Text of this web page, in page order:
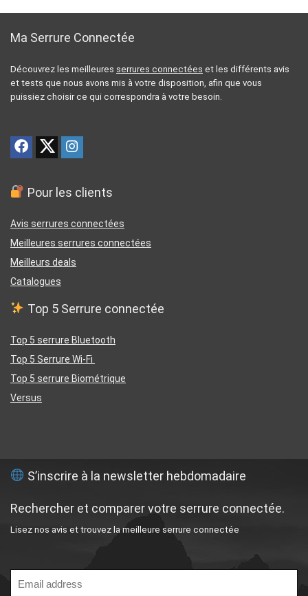
Ma Serrure Connectée
Découvrez les meilleures serrures connectées et les différents avis
et tests que nous avons mis à votre disposition, afin que vous
puissiez choisir ce qui correspondra à votre besoin.
Pour les clients
Avis serrures connectées
Meilleures serrures connectées
Meilleurs deals
Catalogues
Top 5 Serrure connectée
Top 5 serrure Bluetooth
Top 5 Serrure Wi-Fi
Top 5 serrure Biométrique
Versus
S’inscrire à la newsletter hebdomadaire
Rechercher et comparer votre serrure connectée.
Lisez nos avis et trouvez la meilleure serrure connectée